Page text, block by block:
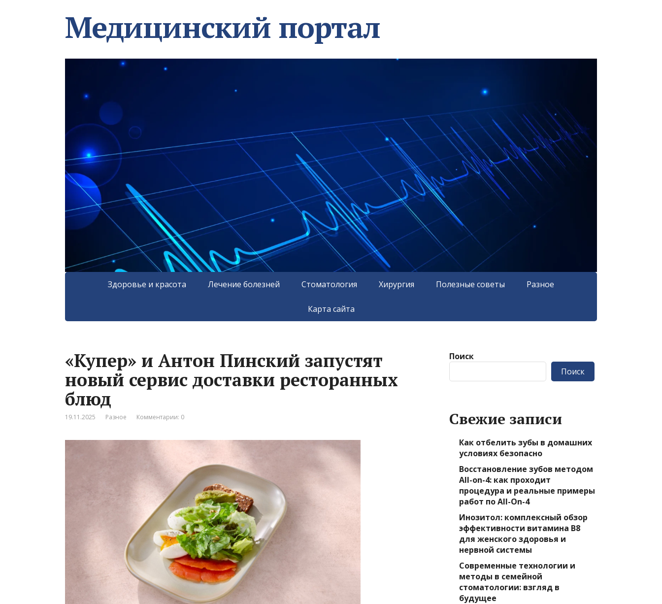
Медицинский портал
Здоровье и красота Лечение болезней Стоматология Хирургия Полезные советы Разное
Карта сайта
«Купер» и Антон Пинский запустят
новый сервис доставки ресторанных
блюд
19.11.2025 Разное Комментарии: 0
Поиск
Поиск
Свежие записи
Как отбелить зубы в домашних
условиях безопасно
Восстановление зубов методом
All-on-4: как проходит
процедура и реальные примеры
работ по All-On-4
Инозитол: комплексный обзор
эффективности витамина B8
для женского здоровья и
нервной системы
Современные технологии и
методы в семейной
стоматологии: взгляд в
будущее